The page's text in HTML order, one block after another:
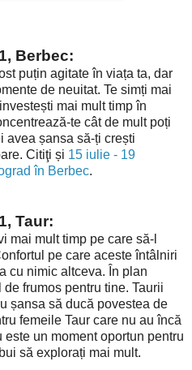
Berbec:
puțin agitate în viața ta, dar
de neuitat. Te simți mai
mai mult timp în
te cât de mult poți
avea șansa să-ți crești
Citiţi și 15 iulie - 19
în Berbec.
Taur:
mai mult timp pe care să-l
pe care aceste întâlniri
cu nimic altceva. În plan
frumos pentru tine. Taurii
șansa să ducă povestea de
femeile Taur care nu au încă
un moment oportun pentru
să explorați mai mult.